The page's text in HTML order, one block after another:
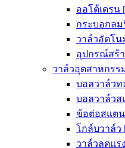
ออโต้เดรน
กระบอกลม
วาล์วอัตโน
อุปกรณ์สร้า
วาล์วอุตสาหกรร
บอลวาล์วท
บอลวาล์วส
ข้อต่อสแตน
โกล์บวาล์ว
วาล์วลดแรง